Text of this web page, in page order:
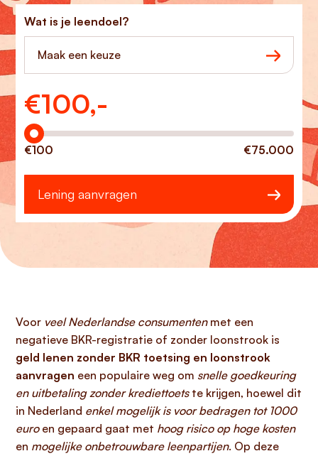
Wat is je leendoel?
Maak een keuze
€100,-
Hoeveel wilt u lenen?
€100 €75.000
Lening aanvragen
Voor veel Nederlandse consumentenmet een
negatieve BKR-registratie of zonder loonstrook is
geld lenen zonder BKR toetsing en loonstrook
aanvragen een populaire weg om snelle goedkeuring
en uitbetaling zonder krediettoetste krijgen, hoewel dit
in Nederland enkel mogelijk is voor bedragen tot 1000
euroen gepaard gaat met hoog risico op hoge kosten
en mogelijke onbetrouwbare leenpartijen. Op deze